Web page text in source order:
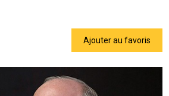
Ajouter au favoris